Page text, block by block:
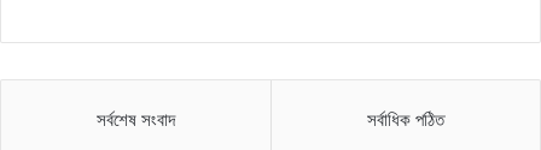
সর্বশেষ সংবাদ সর্বাধিক পঠিত